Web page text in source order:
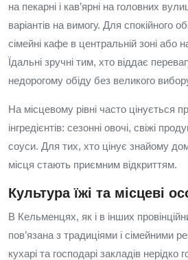
на пекарні і кав’ярні на головних
варіантів на вимогу. Для спокійного
сімейні кафе в центральній зоні або
Їдальні зручні тим, хто віддає
недорогому обіду без великого
На місцевому рівні часто цінується
інгредієнтів: сезонні овочі, свіжі
соуси. Для тих, хто цінує знайому
місця стають приємним відкриттям.
Культура їжі та місцеві
В Кельменцях, як і в інших
пов’язана з традиціями і сімейними
кухарі та господарі закладів